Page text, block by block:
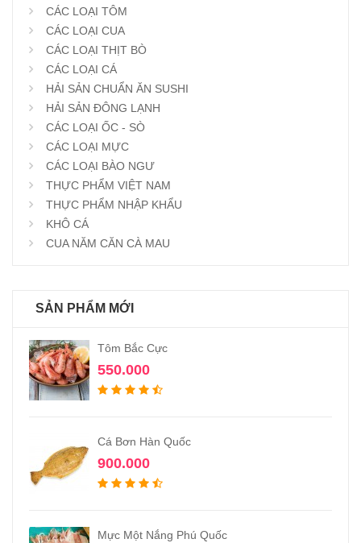
CÁC LOẠI TÔM
CÁC LOẠI CUA
CÁC LOẠI THỊT BÒ
CÁC LOẠI CÁ
HẢI SẢN CHUẨN ĂN SUSHI
HẢI SẢN ĐÔNG LẠNH
CÁC LOẠI ỐC - SÒ
CÁC LOẠI MỰC
CÁC LOẠI BÀO NGƯ
THỰC PHẨM VIỆT NAM
THỰC PHẨM NHẬP KHẨU
KHÔ CÁ
CUA NĂM CĂN CÀ MAU
SẢN PHẨM MỚI
Tôm Bắc Cực
550.000
Cá Bơn Hàn Quốc
900.000
Mực Một Nắng Phú Quốc